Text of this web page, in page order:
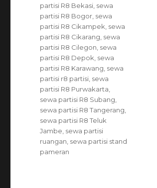
partisi R8 Bekasi sewa
partisi R8 Bogor sewa
partisi R8 Cikampek sewa
partisi R8 Cikarang sewa
partisi R8 Cilegon sewa
partisi R8 Depok sewa
partisi R8 Karawang sewa
partisi r8 partisi sewa
partisi R8 Purwakarta
sewa partisi R8 Subang
sewa partisi R8 Tangerang
sewa partisi R8 Teluk
Jambe sewa partisi
ruangan sewa partisi stand
pameran